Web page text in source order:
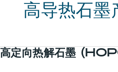
高导热石墨
高定向热解石墨
高